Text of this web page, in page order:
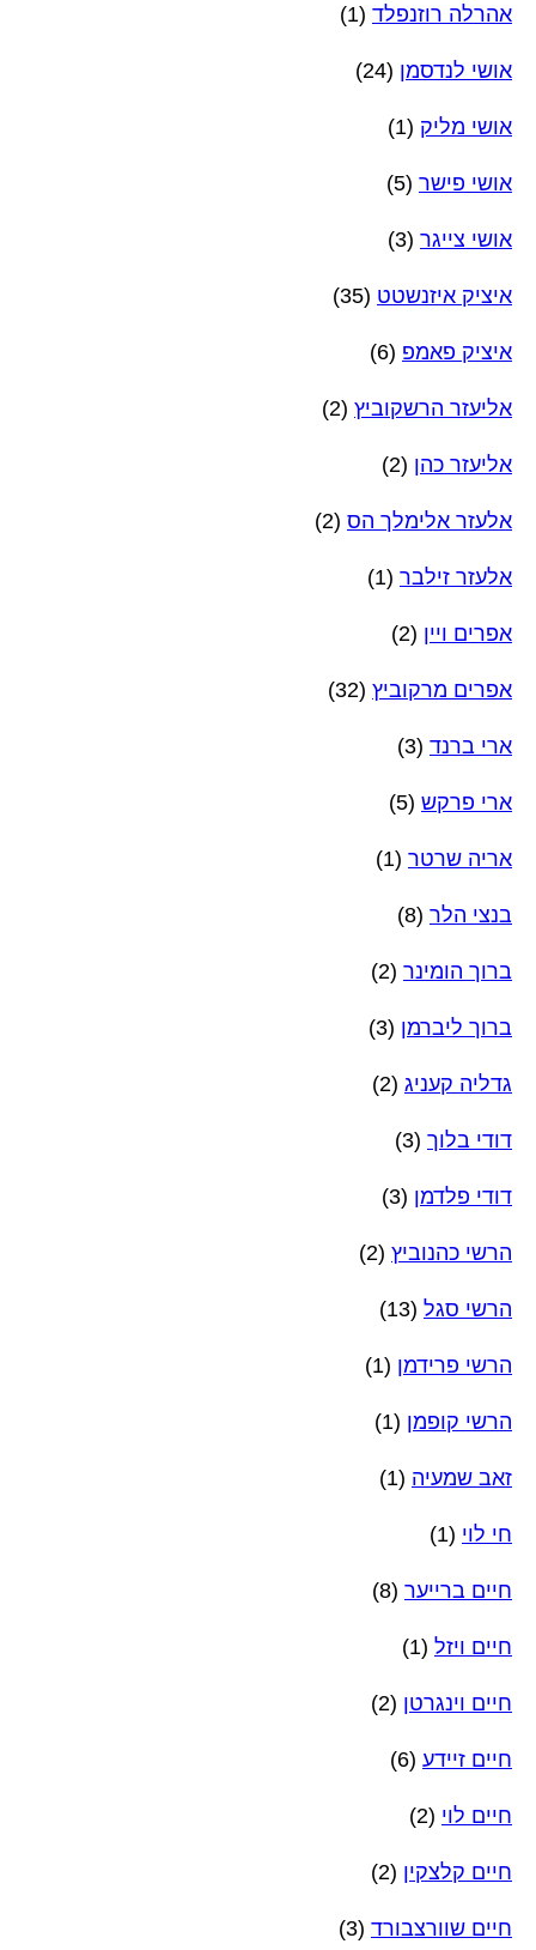
אהרלה רוזנפלד (1)
אושי לנדסמן (24)
אושי מליק (1)
אושי פישר (5)
אושי צייגר (3)
איציק איזנשטט (35)
איציק פאמפ (6)
אליעזר הרשקוביץ (2)
אליעזר כהן (2)
אלעזר אלימלך הס (2)
אלעזר זילבר (1)
אפרים ויין (2)
אפרים מרקוביץ (32)
ארי ברנד (3)
ארי פרקש (5)
אריה שרטר (1)
בנצי הלר (8)
ברוך הומינר (2)
ברוך ליברמן (3)
גדליה קעניג (2)
דודי בלוך (3)
דודי פלדמן (3)
הרשי כהנוביץ (2)
הרשי סגל (13)
הרשי פרידמן (1)
הרשי קופמן (1)
זאב שמעיה (1)
חי לוי (1)
חיים ברייער (8)
חיים ויזל (1)
חיים וינגרטן (2)
חיים זיידע (6)
חיים לוי (2)
חיים קלצקין (2)
חיים שוורצבורד (3)